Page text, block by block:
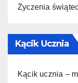
Życzenia
Kącik Ucznia
Kącik ucznia –